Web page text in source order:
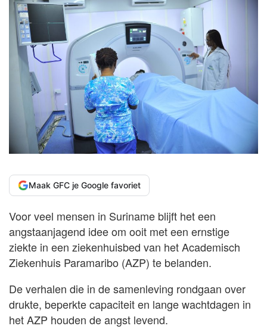
Maak GFC je Google favoriet
Voor veel mensen in Suriname blijft het een
angstaanjagend idee om ooit met een ernstige
ziekte in een ziekenhuisbed van het Academisch
Ziekenhuis Paramaribo (AZP) te belanden.
De verhalen die in de samenleving rondgaan over
drukte, beperkte capaciteit en lange wachtdagen in
het AZP houden de angst levend.